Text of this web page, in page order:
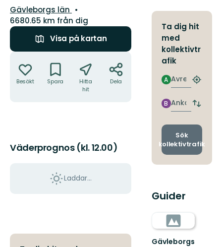
Län:
Gävleborgs län
6680.65 km från dig
Visa på kartan
Besökt Spara
Hitta
hit
Dela
Väderprognos (kl. 12.00)
Laddar...
Ta dig hit
med
kollektivtr
afik
Avresa
A
Hitta
Ankomst
B
Byt
och
Sök
kollektivtrafik
Guider
Gävleborgs